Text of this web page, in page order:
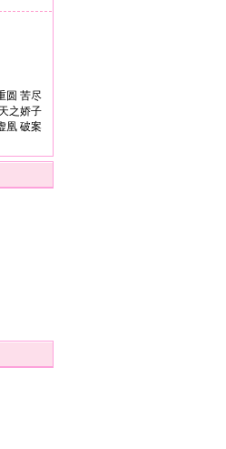
圆 苦尽
天之娇子
凰 破案